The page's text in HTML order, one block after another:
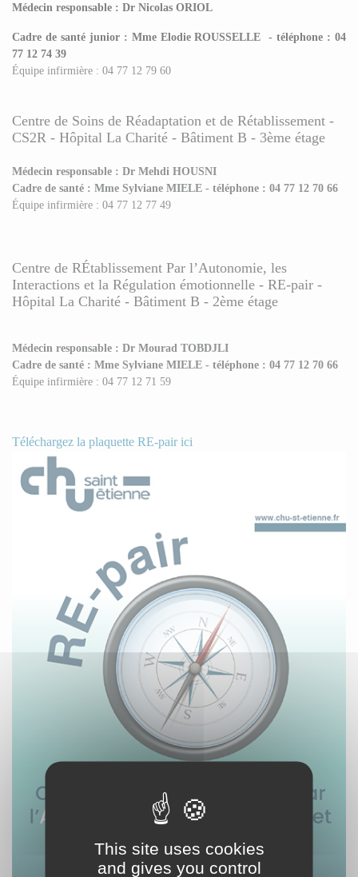
Médecin responsable : Dr Nicolas ORIOL
Cadre de santé junior : Mme Elodie ROUSSELLE
- téléphone : 04
77 12 74 39
Équipe infirmière : 04 77 12 79 60
Centre de Soins de Réadaptation et de Rétablissement -
CS2R - Hôpital La Charité - Bâtiment B - 3ème étage
Médecin responsable : Dr Mehdi HOUSNI
Cadre de santé : Mme Sylviane MIELE - téléphone : 04 77 12 70 66
Équipe infirmière : 04 77 12 77 49
Centre de RÉtablissement Par l’Autonomie, les
Interactions et la Régulation émotionnelle - RE-pair -
Hôpital La Charité - Bâtiment B - 2ème étage
Médecin responsable : Dr Mourad TOBDJLI
Cadre de santé : Mme Sylviane MIELE - téléphone : 04 77 12 70 66
Équipe infirmière : 04 77 12 71 59
Téléchargez la plaquette RE-pair ici
This site uses cookies
and gives you control